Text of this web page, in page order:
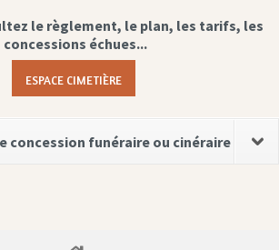
le règlement, le plan, les tarifs, les
concessions échues...
ESPACE CIMETIÈRE
concession funéraire ou cinéraire